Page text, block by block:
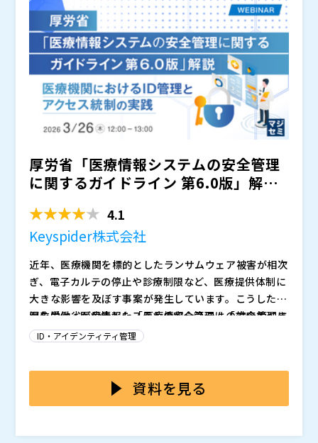
が高い部門ほど負荷は加速し、対応の遅れがセキュリテ
ィ事故や監査指摘につながるリスクを無視できなくなり
ます。
カウントを自動的に管理するアーキテクチャを、YESO
Dディレクトリサービスとアカウントコントロールのデ
モを通じて具体的に示します。さらに、現場担当者が判
断に迷いやすい役割設計、権限の粒度、組織横断のプロ
ビジョニング設計といった実務上のポイントについても
理解を深められるよう、混在環境で起きやすい典型的な
失敗例を踏まえながら、再設計に必要な視点を整理して
ご紹介します。
れる可能性があります。
厚労省「医療情報システムの安全管理
に関するガイドライン 第6.0版」解説
4.1
Keyspider株式会社
近年、医療機関を標的としたランサムウェア被害が相次
ぎ、電子カルテの停止や診療制限など、医療提供体制に
大きな影響を及ぼす事案が発生しています。こうした状
況を受け、医療情報システムの安全管理は「対応すべき
課題」から「経営上の重要テーマ」へと、その位置づけ
厚生労働省が公表した「医療情報システムの安全管理に
関するガイドライン 第6.0版」は、電子カルテをはじめ
管理の考え方と対策の方向性を整理したものです。
テム運用編の構成のもと、医療情報システムの導入・運
用・利用・保守・廃棄に関わる者を対象に、体制整備、
と継続的な見直しといった統制の重要性が示されていま
性・可用性の確保のほか、電磁的保存に関する見読性・
ID・アイデンティティ管理
資料を見る